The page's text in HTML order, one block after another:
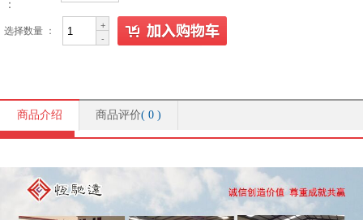
：
选择数量 ：
+
-
商品介绍 商品评价( 0 )